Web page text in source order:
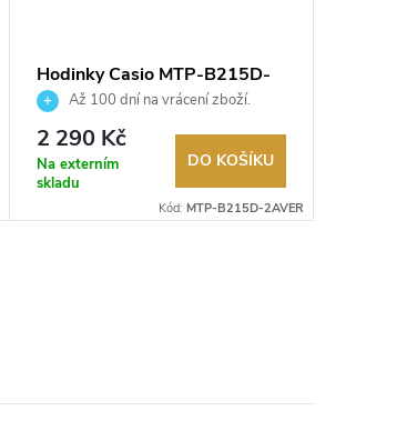
Hodinky Casio MTP-B215D-
2AVERAž 100 dní na vrácení zboží.
Autorizovaný prodejce.
2 290 Kč
Na externím
skladu
DO KOŠÍKU
Kód: MTP-B215D-2AVER